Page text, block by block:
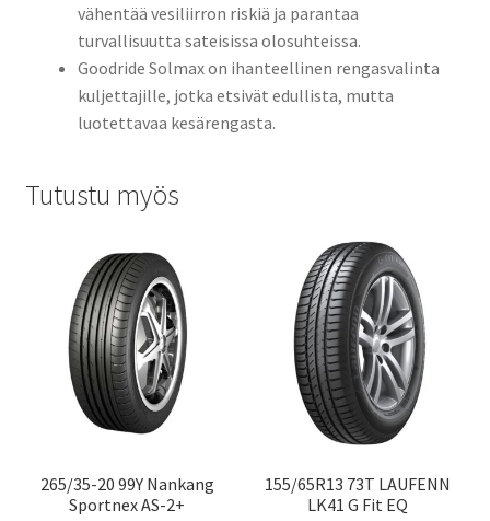
vähentää vesiliirron riskiä ja parantaa
turvallisuutta sateisissa olosuhteissa.
Goodride Solmax on ihanteellinen rengasvalinta
kuljettajille, jotka etsivät edullista, mutta
luotettavaa kesärengasta.
Tutustu myös
265/35-20 99Y Nankang
Sportnex AS-2+
155/65R13 73T LAUFENN
LK41 G Fit EQ